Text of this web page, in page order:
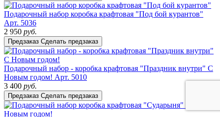
Подарочный набор коробка крафтовая "Под бой курантов"
Арт. 5036
2 950 руб.
Предзаказ Сделать предзаказ
Подарочный набор - коробка крафтовая "Праздник внутри" С
Новым годом! Арт. 5010
3 400 руб.
Предзаказ Сделать предзаказ